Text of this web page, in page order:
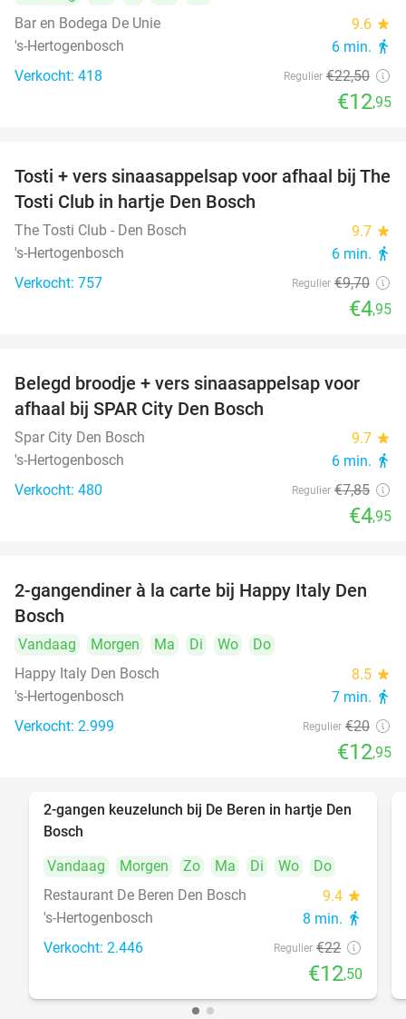
Bar en Bodega De Unie
9.6 star
's-Hertogenbosch 6 min. directions_walk
Verkocht: 418 Regulier €22,50
€12,95
49%
Tosti + vers sinaasappelsap voor afhaal bij The
Tosti Club in hartje Den Bosch
The Tosti Club - Den Bosch 9.7 star
's-Hertogenbosch 6 min. directions_walk
Verkocht: 757 Regulier €9,70
€4,95
37%
Belegd broodje + vers sinaasappelsap voor
afhaal bij SPAR City Den Bosch
Spar City Den Bosch 9.7 star
's-Hertogenbosch 6 min. directions_walk
Verkocht: 480 Regulier €7,85
€4,95
35%
2-gangendiner à la carte bij Happy Italy Den
Bosch
Vandaag Morgen Ma Di Wo
Do
Happy Italy Den Bosch
8.5 star
's-Hertogenbosch 7 min. directions_walk
Verkocht: 2.999 Regulier €20
€12,95
43%
2-gangen keuzelunch bij De Beren in hartje Den
Bosch
Vandaag
Morgen Zo Ma Di Wo
Do
Restaurant De Beren Den Bosch
9.4 star
's-Hertogenbosch 8 min. directions_walk
Verkocht: 2.446 Regulier €22
€12,50